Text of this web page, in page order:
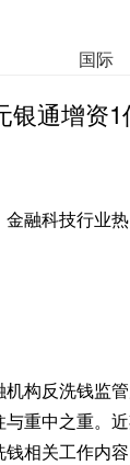
国际
通增资1
金融科技行
构反洗钱监
重中之重。
相关工作内